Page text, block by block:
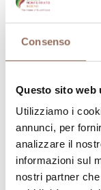
Consenso
Questo sito web
Utilizziamo i
annunci, per
analizzare il
informazioni sul
nostri partner
Numero letti:
La
Pianifica dove